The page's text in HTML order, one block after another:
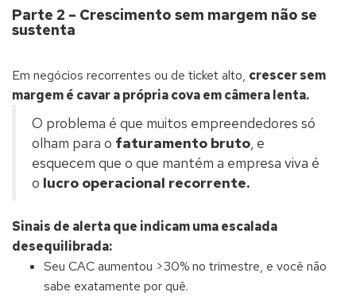
Parte 2 – Crescimento sem margem não se
sustenta
Em negócios recorrentes ou de ticket alto, crescer sem
margem é cavar a própria cova em câmera lenta.
O problema é que muitos empreendedores só
olham para o faturamento bruto, e
esquecem que o que mantém a empresa viva é
o lucro operacional recorrente.
Sinais de alerta que indicam uma escalada
desequilibrada:
Seu CAC aumentou >30% no trimestre, e você não
sabe exatamente por quê.